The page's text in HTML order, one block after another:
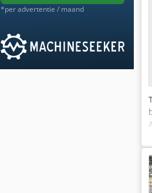
*per advertentie / maand